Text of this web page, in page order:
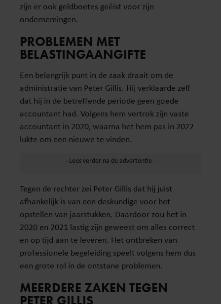
zijn er ook geldboetes geëist voor zijn
ondernemingen.
PROBLEMEN MET
BELASTINGAANGIFTE
Een belangrijk punt in de zaak draait om de
administratie van Peter Gillis. Hij verklaarde zelf
dat hij in de betreffende periode geen goede
accountant had. Volgens hem vertrok zijn vaste
accountant in 2020, waarna het hem pas in 2022
lukte om een nieuwe te vinden.
Tegen de rechter zei Peter Gillis dat hij juist
afhankelijk is van een deskundige voor het
opstellen van jaarstukken. Daardoor zou het in
2020 en 2021 lastig zijn geweest om alles correct
en op tijd aan te leveren. Het ontbreken van
professionele begeleiding speelt volgens hem dus
een grote rol in de ontstane problemen.
MEERDERE ZAKEN TEGEN
PETER GILLIS